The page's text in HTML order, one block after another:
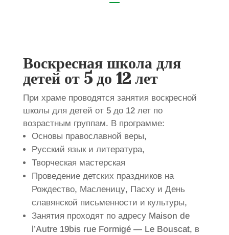
Воскресная школа для
детей от 5 до 12 лет
При храме проводятся занятия воскресной
школы для детей от 5 до 12 лет по
возрастным группам. В программе:
Основы православной веры,
Русский язык и литература,
Творческая мастерская
Проведение детских праздников на
Рождество, Масленицу, Пасху и День
славянской письменности и культуры,
Занятия проходят по адресу Maison de
l’Autre 19bis rue Formigé — Le Bouscat, в